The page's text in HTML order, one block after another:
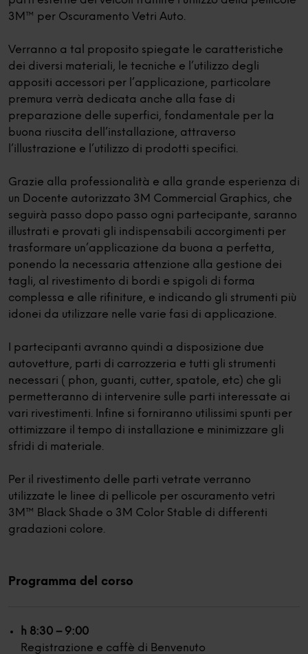
3M™ per Oscuramento Vetri Auto.
Verranno a tal proposito spiegate le caratteristiche
dei diversi materiali, le tecniche e l’utilizzo degli
appositi accessori per l’applicazione, particolare
premura verrà dedicata anche alla fase di
preparazione delle superfici, fondamentale per la
buona riuscita dell’installazione, attraverso
l’illustrazione e l’utilizzo di prodotti specifici.
Grazie alla professionalità e alla grande esperienza di
un Docente autorizzato 3M Commercial Graphics, che
seguirà passo dopo passo ogni partecipante, saranno
illustrati e provati gli indispensabili accorgimenti per
trasformare un’applicazione da buona a perfetta,
ponendo la necessaria attenzione alla gestione dei
tagli, al rivestimento di bordi e spigoli di forma
complessa e alle rifiniture, e indicando gli strumenti più
idonei da utilizzare nelle varie fasi di applicazione.
I partecipanti avranno quindi a disposizione due
autovetture, parti di carrozzeria e tutti gli strumenti
necessari ( phon, guanti, cutter, spatole, etc) che gli
permetteranno di intervenire sulle parti interessate ai
vari rivestimenti. Infine si forniranno utilissimi spunti per
ottimizzare il tempo di installazione e minimizzare gli
sfridi di materiale.
Per il rivestimento delle parti vetrate verranno
utilizzate le linee di pellicole per oscuramento vetri
3M™ Black Shade o 3M Color Stable di differenti
gradazioni colore.
Programma del corso
h 8:30 – 9:00
Registrazione e caffè di Benvenuto